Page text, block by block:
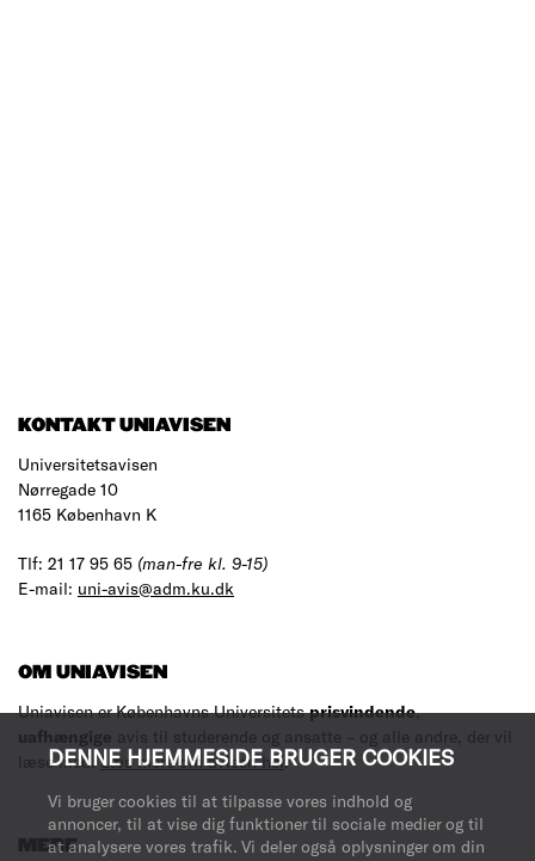
DENNE HJEMMESIDE BRUGER COOKIES
Vi bruger cookies til at tilpasse vores indhold og
annoncer, til at vise dig funktioner til sociale medier og til
at analysere vores trafik. Vi deler også oplysninger om din
KONTAKT UNIAVISEN
Universitetsavisen
Nørregade 10
1165 København K
Tlf: 21 17 95 65 (man-fre kl. 9-15)
E-mail: uni-avis@adm.ku.dk
OM UNIAVISEN
Uniavisen er Københavns Universitetsprisvindende,
uafhængige avis til studerende og ansatte – og alle andre, der vil
læse med.Læs mere om avisen her.
MERE